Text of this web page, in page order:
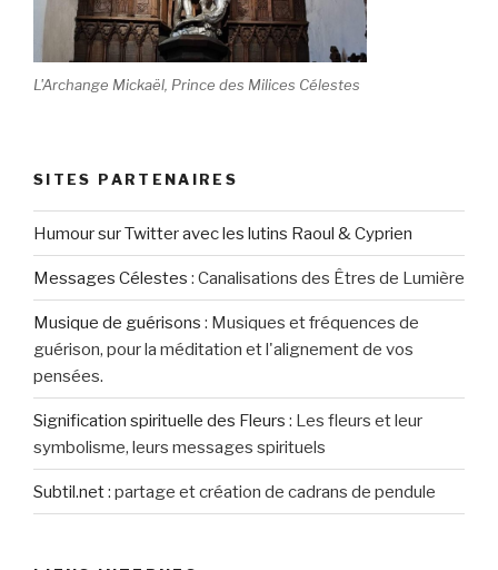
L'Archange Mickaël, Prince des Milices Célestes
SITES PARTENAIRES
Humour sur Twitter avec les lutins Raoul & Cyprien
Messages Célestes : Canalisations des Êtres de Lumière
Musique de guérisons : Musiques et fréquences de
guérison, pour la méditation et l'alignement de vos
pensées.
Signification spirituelle des Fleurs : Les fleurs et leur
symbolisme, leurs messages spirituels
Subtil.net: partage et création de cadrans de pendule